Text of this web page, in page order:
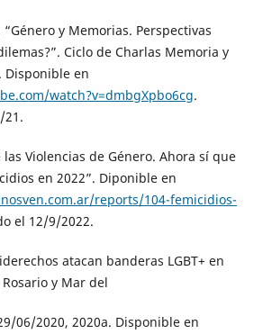
“Género y Memorias. Perspectivas
Ciclo de Charlas Memoria y
Disponible en
watch?v=dmbgXpbo6cg.
21.
las Violencias de Género. Ahora sí que
en 2022”. Diponible en
reports/104-femicidios-
el 12/9/2022.
atacan banderas LGBT+ en
y Mar del
06/2020, 2020a. Disponible en